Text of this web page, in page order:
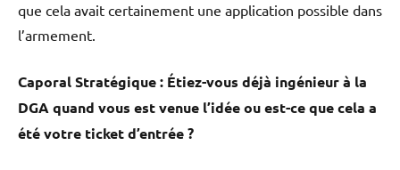
que cela avait certainement une application possible dans
l’armement.
Caporal Stratégique : Étiez-vous déjà ingénieur à la
DGA quand vous est venue l’idée ou est-ce que cela a
été votre ticket d’entrée ?